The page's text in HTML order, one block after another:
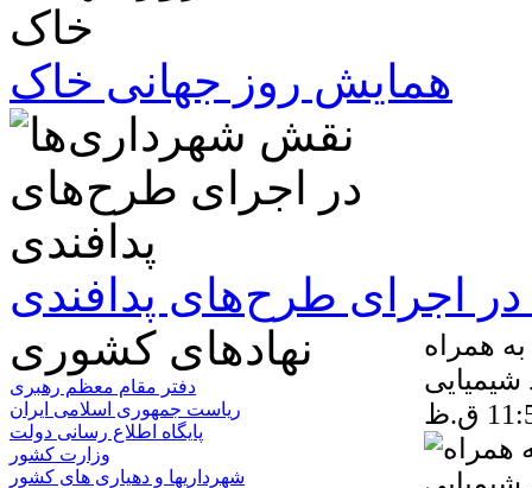
همایش روز جهانی خاک
اجرای طرح‌های پدافندی
همراه
شیمیایی
نهادهای کشوری
دفتر مقام معظم رهبری
ریاست جمهوری اسلامی ایران
پایگاه اطلاع رسانی دولت
وزارت کشور
شهرداریها و دهیاری های کشور